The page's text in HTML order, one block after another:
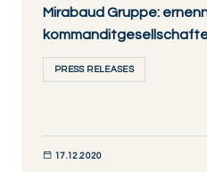
Mirabaud Gruppe:
PRESS RELEASES
17.12.2020